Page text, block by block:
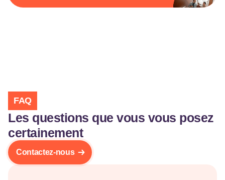
FAQ
Les questions que vous vous posez
certainement
Contactez-nous